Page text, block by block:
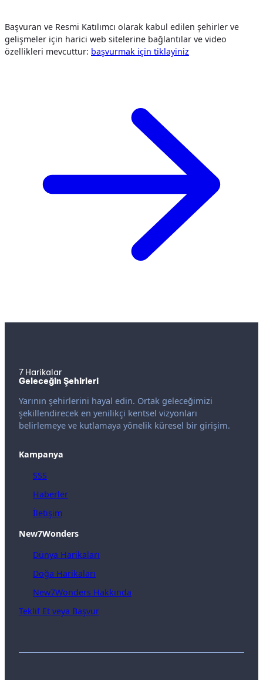
Başvuran ve Resmi Katılımcı olarak kabul edilen şehirler ve
gelişmeler için harici web sitelerine bağlantılar ve video
özellikleri mevcuttur: başvurmak i̇çi̇n tiklayiniz
7 Harikalar
Geleceğin Şehirleri
Yarının şehirlerini hayal edin. Ortak geleceğimizi
şekillendirecek en yenilikçi kentsel vizyonları
belirlemeye ve kutlamaya yönelik küresel bir girişim.
Kampanya
SSS
Haberler
İletişim
New7Wonders
Dünya Harikaları
Doğa Harikaları
New7Wonders Hakkında
Teklif Et veya Başvur